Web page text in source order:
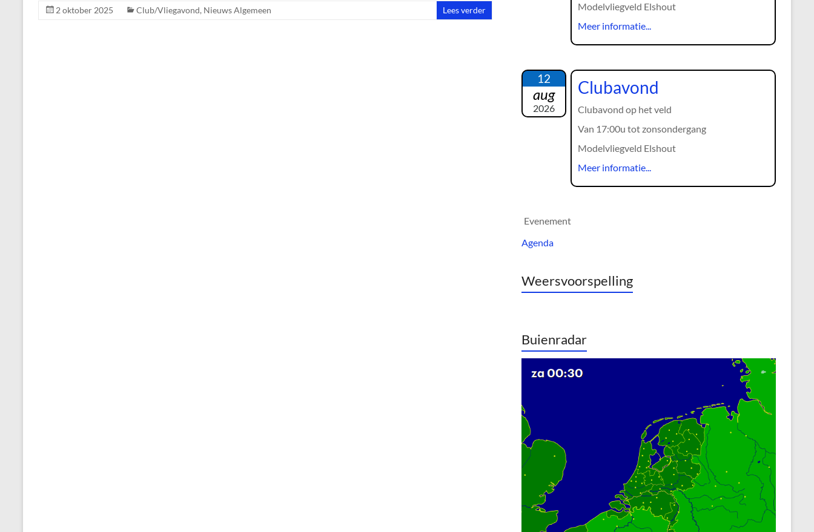
2 oktober 2025 Club/Vliegavond, Nieuws Algemeen Lees verder
Modelvliegveld Elshout
Meer informatie...
12
aug
2026
Clubavond
Clubavond op het veld
Van 17:00u tot zonsondergang
Modelvliegveld Elshout
Meer informatie...
Evenement
Agenda
Weersvoorspelling
Buienradar